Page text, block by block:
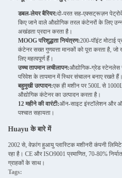
डबल-लेयर बैरियर:दो-परत सह-एक्सट्रूज़न
किए जाने वाले औद्योगिक तरल कंटेनरों के लिए
अखंडता प्रदान करता है।
MOOG परिशुद्धता नियंत्रण:200-पॉइंट मोटाई
कंटेनर सख्त गुणवत्ता मानकों को पूरा करता है,
लिए महत्वपूर्ण हैं।
उच्च तापमान लचीलापन:औद्योगिक-ग्रेड
परिवेश के तापमान में स्थिर संचालन बनाए रखते हैं।
बहुमुखी उत्पादन:एक ही मशीन पर 500L से
औद्योगिक कंटेनर का उत्पादन करता है।
12 महीने की वारंटी:ऑन-साइट इंस्टॉलेशन और
पश्चात सहायता।
Huayu के बारे में
2002 से, वेफ़ांग हुआयु प्लास्टिक मशीनरी कंपनी
रहा है। CE और ISO9001 प्रमाणित, 70-80%
ग्राहकों के साथ।
Tags: